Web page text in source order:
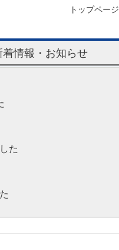
トップページ
着情報・お知らせ
た